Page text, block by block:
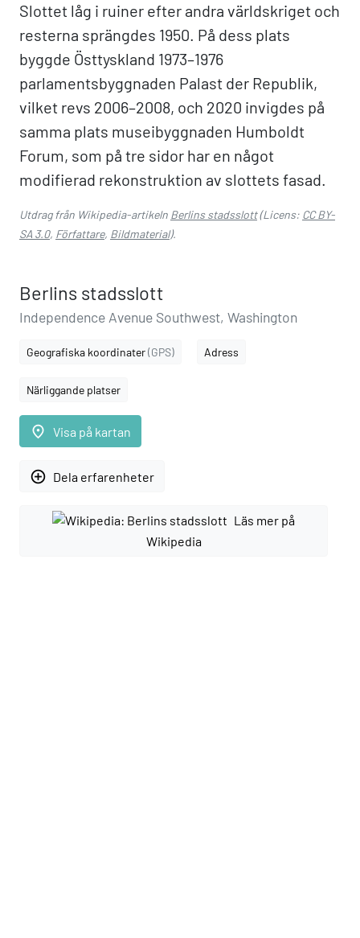
Slottet låg i ruiner efter andra världskriget och
resterna sprängdes 1950. På dess plats
byggde Östtyskland 1973–1976
parlamentsbyggnaden Palast der Republik,
vilket revs 2006–2008, och 2020 invigdes på
samma plats museibyggnaden Humboldt
Forum, som på tre sidor har en något
modifierad rekonstruktion av slottets fasad.
Utdrag från Wikipedia-artikeln Berlins stadsslott(Licens: CC BY-
SA 3.0, Författare, Bildmaterial).
Berlins stadsslott
Independence Avenue Southwest, Washington
Geografiska koordinater(GPS) Adress
Närliggande platser
place Visa på kartan
add_circle_outline Dela erfarenheter
Läs mer på
Wikipedia